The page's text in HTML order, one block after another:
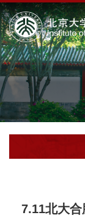
7.11北大